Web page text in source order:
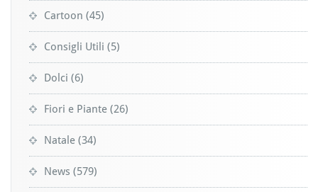
Cartoon (45)
Consigli Utili (5)
Dolci (6)
Fiori e Piante (26)
Natale (34)
News (579)